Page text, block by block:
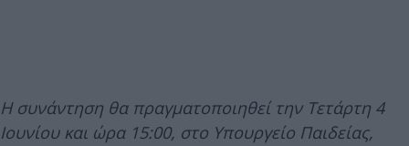
Η συνάντηση θα πραγματοποιηθεί την Τετάρτη 4
Ιουνίου και ώρα 15:00, στο Υπουργείο Παιδείας,